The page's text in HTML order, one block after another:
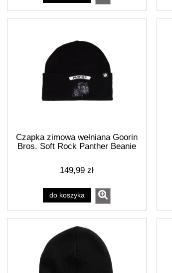
Czapka zimowa wełniana Goorin
Bros. Soft Rock Panther Beanie
149,99 zł
do koszyka